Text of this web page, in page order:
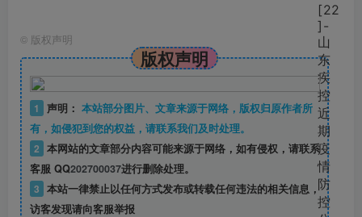
© 版权声明
版权声明
1 声明： 本站部分图片、文章来源于网络，版权归原作者所
有，如侵犯到您的权益，请联系我们及时处理。
2 本网站的文章部分内容可能来源于网络，如有侵权，请联系
客服 QQ202700037进行删除处理。
3 本站一律禁止以任何方式发布或转载任何违法的相关信息，
访客发现请向客服举报